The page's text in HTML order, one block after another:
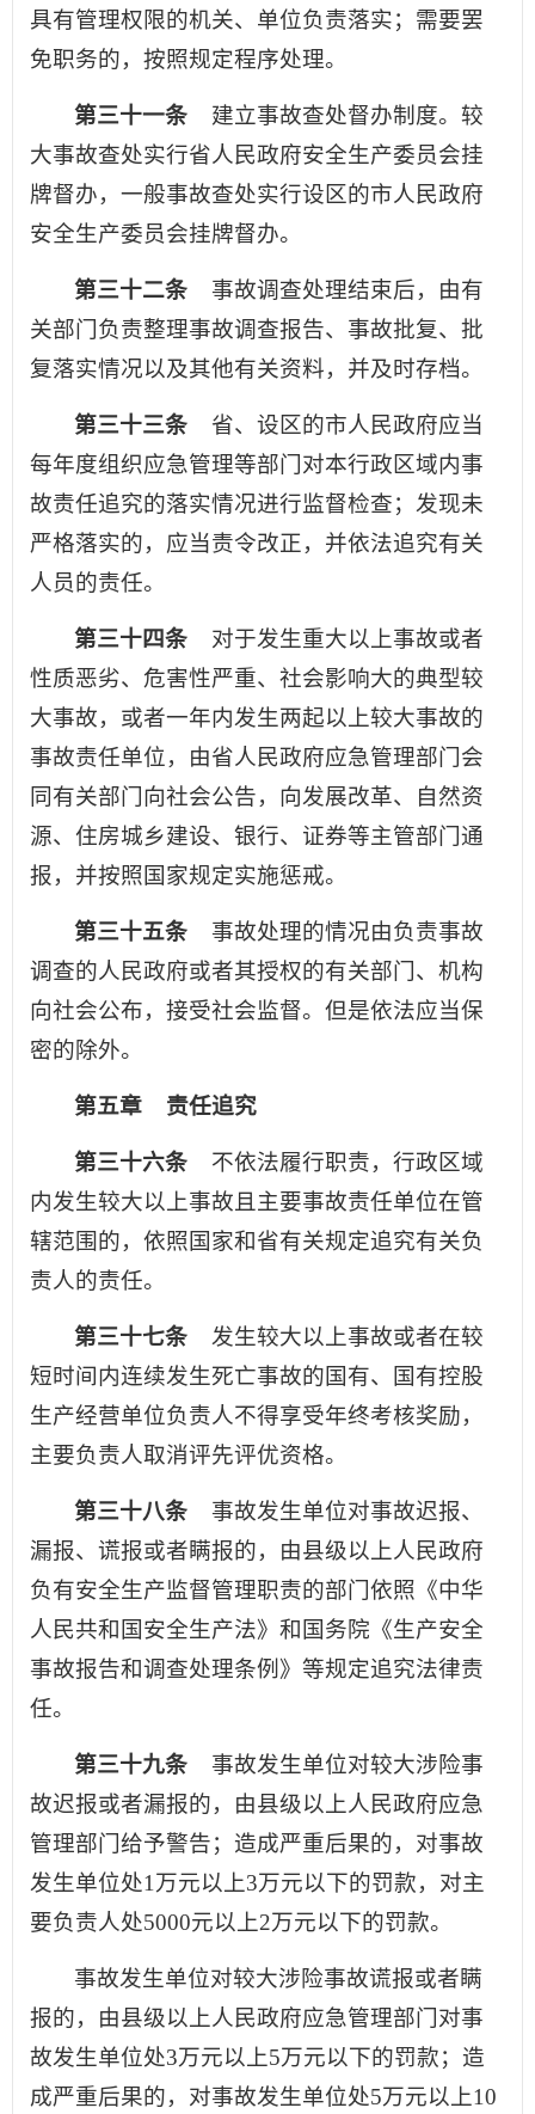
具有管理权限的机关、单位负责落实；需要罢
免职务的，按照规定程序处理。
第三十一条 建立事故查处督办制度。较
大事故查处实行省人民政府安全生产委员会挂
牌督办，一般事故查处实行设区的市人民政府
安全生产委员会挂牌督办。
第三十二条 事故调查处理结束后，由有
关部门负责整理事故调查报告、事故批复、批
复落实情况以及其他有关资料，并及时存档。
第三十三条 省、设区的市人民政府应当
每年度组织应急管理等部门对本行政区域内事
故责任追究的落实情况进行监督检查；发现未
严格落实的，应当责令改正，并依法追究有关
人员的责任。
第三十四条 对于发生重大以上事故或者
性质恶劣、危害性严重、社会影响大的典型较
大事故，或者一年内发生两起以上较大事故的
事故责任单位，由省人民政府应急管理部门会
同有关部门向社会公告，向发展改革、自然资
源、住房城乡建设、银行、证券等主管部门通
报，并按照国家规定实施惩戒。
第三十五条 事故处理的情况由负责事故
调查的人民政府或者其授权的有关部门、机构
向社会公布，接受社会监督。但是依法应当保
密的除外。
第五章 责任追究
第三十六条 不依法履行职责，行政区域
内发生较大以上事故且主要事故责任单位在管
辖范围的，依照国家和省有关规定追究有关负
责人的责任。
第三十七条 发生较大以上事故或者在较
短时间内连续发生死亡事故的国有、国有控股
生产经营单位负责人不得享受年终考核奖励，
主要负责人取消评先评优资格。
第三十八条 事故发生单位对事故迟报、
漏报、谎报或者瞒报的，由县级以上人民政府
负有安全生产监督管理职责的部门依照《中华
人民共和国安全生产法》和国务院《生产安全
事故报告和调查处理条例》等规定追究法律责
任。
第三十九条 事故发生单位对较大涉险事
故迟报或者漏报的，由县级以上人民政府应急
管理部门给予警告；造成严重后果的，对事故
发生单位处1万元以上3万元以下的罚款，对主
要负责人处5000元以上2万元以下的罚款。
事故发生单位对较大涉险事故谎报或者瞒
报的，由县级以上人民政府应急管理部门对事
故发生单位处3万元以上5万元以下的罚款；造
成严重后果的，对事故发生单位处5万元以上10